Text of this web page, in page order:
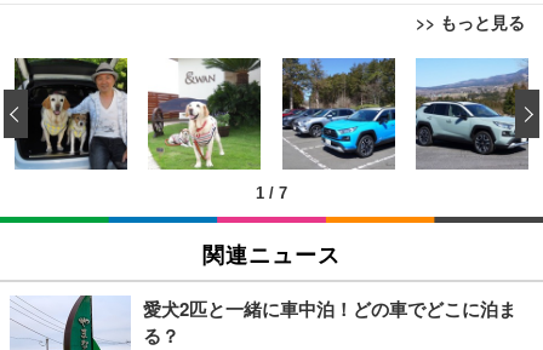
>> もっと見る
[EdoErgo] オフィスチェア 椅子 テレワーク 疲れな
い 跳ね上げ式アームレスト コンパクト 約105度ロッ
キング pc 事務椅子 360度回転 座面昇降 強化ナイロ
ン樹脂ベース 通気性メッシュ 在宅ワーク H-WY01
(黒網+黒枠+黒足)
￥5,699
SIHOO B100 オフィスチェア／デスクチェア メッシ
ュチェア 人間工学 疲れない ブラック
￥27,999
EIZO ビジネス向けプレミアムモニター | FlexScan
EV3240X-WT | 31.5型4K UHD・USB Type-C・ホワ
イト
￥105,595
EIZO ビジネス向けプレミアムモニター | FlexScan
￥109,572
Amazonベーシック ペットシーツ 薄型 レギュラー 1
回使い捨て 無香料 ホワイト 300枚
￥3,373
Amazonベーシック ペットシーツ 厚型 ワイド 42枚
x2袋(84枚) ホワイト(吸収面:ライトブルー)
￥3,234
1 / 7
‹
関連ニュース
愛犬2匹と一緒に車中泊！どの車でどこに泊ま
る？